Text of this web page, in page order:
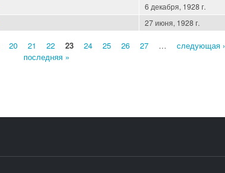
6 декабря, 1928 г.
27 июня, 1928 г.
20 21 22 23 24 25 26 27 …
следующая ›
последняя »